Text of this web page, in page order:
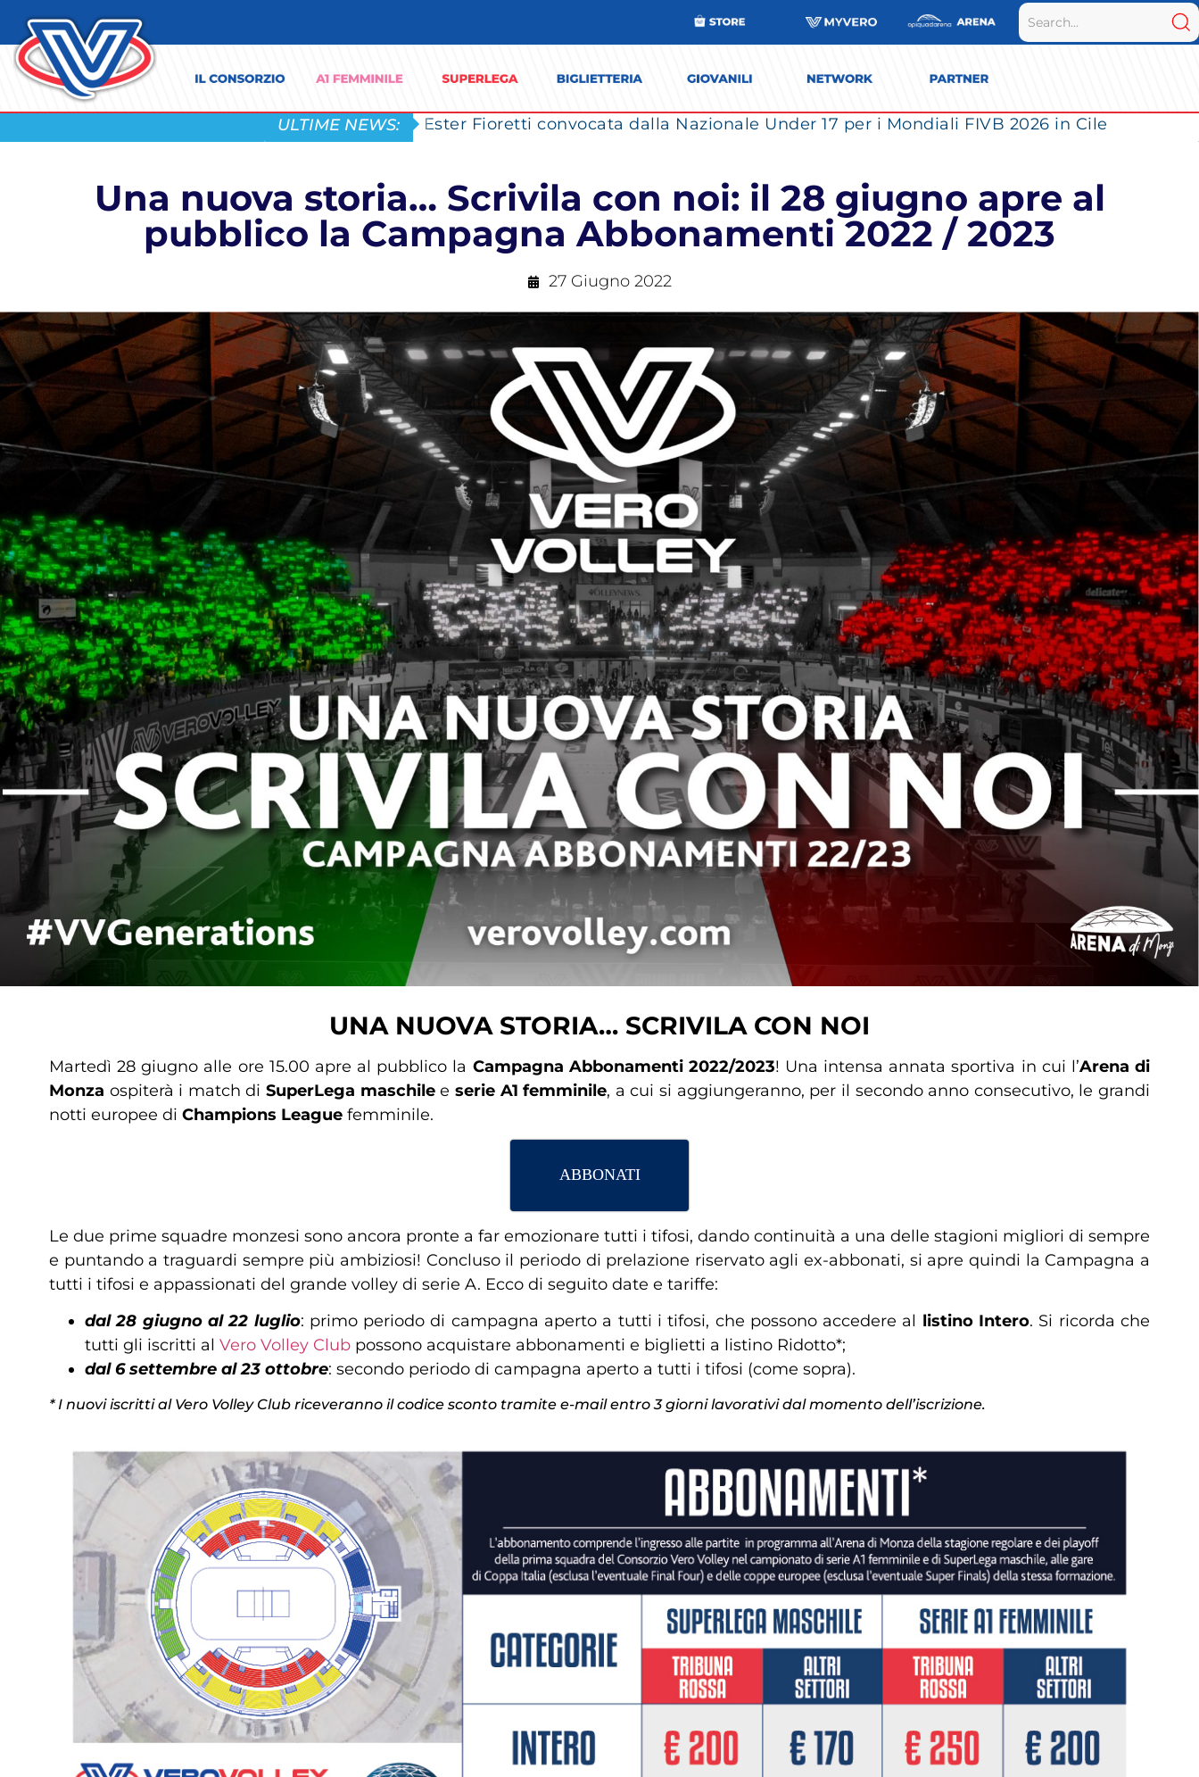
ULTIME NEWS: Ester Fioretti convocata dalla Nazionale Under 17 per i Mondiali FIVB 2026 in Cile
Una nuova storia… Scrivila con noi: il 28 giugno apre al
pubblico la Campagna Abbonamenti 2022 / 2023
27 Giugno 2022
UNA NUOVA STORIA… SCRIVILA CON NOI
Martedì 28 giugno alle ore 15.00 apre al pubblico la Campagna Abbonamenti 2022/2023! Una intensa annata sportiva in cui l’Arena di
Monza ospiterà i match diSuperLega maschilee serie A1 femminile, a cui si aggiungeranno, per il secondo anno consecutivo, le grandi
notti europee di Champions League femminile.
ABBONATI
Le due prime squadre monzesi sono ancora pronte a far emozionare tutti i tifosi, dando continuità a una delle stagioni migliori di sempre
e puntando a traguardi sempre più ambiziosi! Concluso il periodo di prelazione riservato agli ex-abbonati, si apre quindi la Campagna a
tutti i tifosi e appassionati del grande volley di serie A. Ecco di seguito date e tariffe:
dal 28 giugno al 22 luglio: primo periodo di campagna aperto a tutti i tifosi, che possono accedere al listino Intero. Si ricorda che
tutti gli iscritti al Vero Volley Club possono acquistare abbonamenti e biglietti a listino Ridotto*;
dal 6 settembre al 23 ottobre: secondo periodo di campagna aperto a tutti i tifosi (come sopra).
* I nuovi iscritti al Vero Volley Club riceveranno il codice sconto tramite e-mail entro 3 giorni lavorativi dal momento dell’iscrizione.